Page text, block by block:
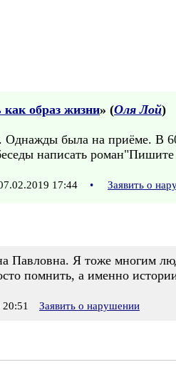
образ жизни» (Оля Лой)
Однажды была на приёме. В
написать
17:44 • Заявить о
Павловна. Я тоже многим
помнить, а именно
Заявить о нарушении